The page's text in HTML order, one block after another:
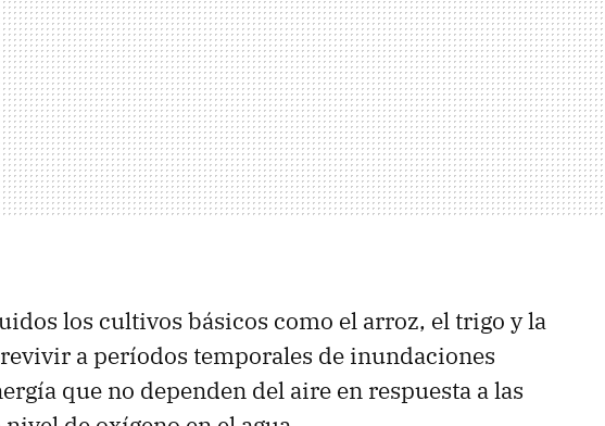
los cultivos básicos como el arroz, el trigo y la
a períodos temporales de inundaciones
que no dependen del aire en respuesta a las